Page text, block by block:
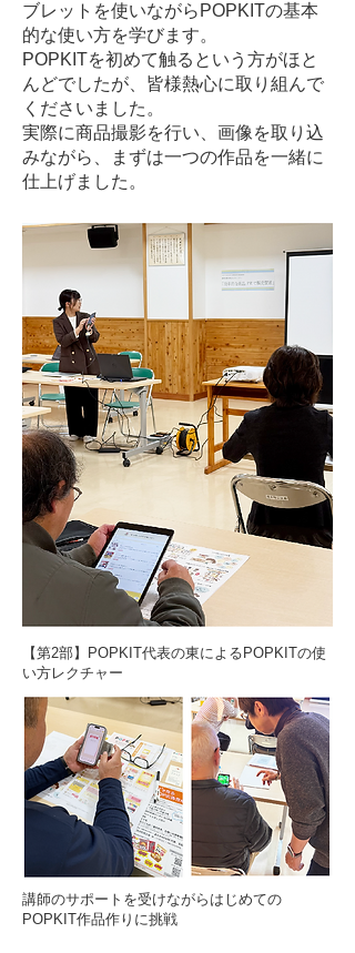
ブレットを使いながらPOPKITの基本
的な使い方を学びます。
POPKITを初めて触るという方がほと
んどでしたが、皆様熱心に取り組んで
くださいました。
実際に商品撮影を行い、画像を取り込
みながら、まずは一つの作品を一緒に
仕上げました。
【第2部】POPKIT代表の東によるPOPKITの使
い方レクチャー
講師のサポートを受けながらはじめての
POPKIT作品作りに挑戦